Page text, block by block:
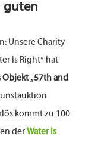
guten
Unsere Charity-
Is Right“ hat
Objekt „57th and
kommt zu 100
derWater Is